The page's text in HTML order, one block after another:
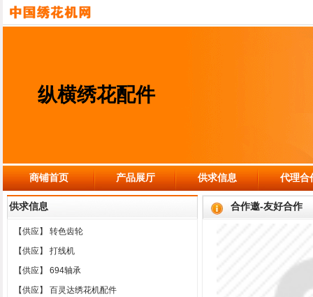
纵横绣花配件
商铺首页 产品展厅 供求信息 代理合
供求信息
【供应】 转色齿轮
【供应】 打线机
【供应】 694轴承
【供应】 百灵达绣花机配件
合作邀-友好合作